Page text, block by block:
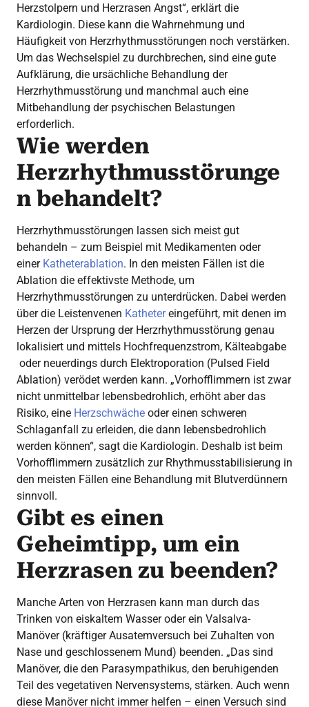
Herzstolpern und Herzrasen Angst“, erklärt die
Kardiologin. Diese kann die Wahrnehmung und
Häufigkeit von Herzrhythmusstörungen noch verstärken.
Um das Wechselspiel zu durchbrechen, sind eine gute
Aufklärung, die ursächliche Behandlung der
Herzrhythmusstörung und manchmal auch eine
Mitbehandlung der psychischen Belastungen
erforderlich.
Wie werden
Herzrhythmusstörunge
n behandelt?
Herzrhythmusstörungen lassen sich meist gut
behandeln – zum Beispiel mit Medikamenten oder
einer Katheterablation. In den meisten Fällen ist die
Ablation die effektivste Methode, um
Herzrhythmusstörungen zu unterdrücken. Dabei werden
über die Leistenvenen Kathetereingeführt, mit denen im
Herzen der Ursprung der Herzrhythmusstörung genau
lokalisiert und mittels Hochfrequenzstrom, Kälteabgabe
oder neuerdings durch Elektroporation (Pulsed Field
Ablation) verödet werden kann. „Vorhofflimmern ist zwar
nicht unmittelbar lebensbedrohlich, erhöht aber das
Risiko, eine Herzschwäche oder einen schweren
Schlaganfall zu erleiden, die dann lebensbedrohlich
werden können“, sagt die Kardiologin. Deshalb ist beim
Vorhofflimmern zusätzlich zur Rhythmusstabilisierung in
den meisten Fällen eine Behandlung mit Blutverdünnern
sinnvoll.
Gibt es einen
Geheimtipp, um ein
Herzrasen zu beenden?
Manche Arten von Herzrasen kann man durch das
Trinken von eiskaltem Wasser oder ein Valsalva-
Manöver (kräftiger Ausatemversuch bei Zuhalten von
Nase und geschlossenem Mund) beenden. „Das sind
Manöver, die den Parasympathikus, den beruhigenden
Teil des vegetativen Nervensystems, stärken. Auch wenn
diese Manöver nicht immer helfen – einen Versuch sind